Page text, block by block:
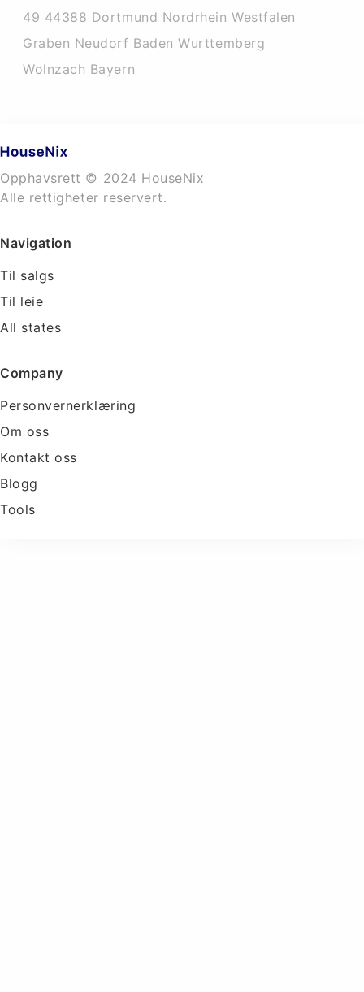
49 44388 Dortmund Nordrhein Westfalen
Graben Neudorf Baden Wurttemberg
Wolnzach Bayern
Opphavsrett © 2024 HouseNix
Alle rettigheter reservert.
Navigation
Til salgs
Til leie
All states
Company
Personvernerklæring
Om oss
Kontakt oss
Blogg
Tools